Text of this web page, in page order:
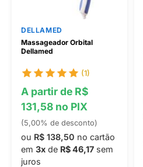
DELLAMED
Massageador Orbital
Dellamed
(1)
A partir de R$
131,58 no PIX
(5,00% de desconto)
ou R$ 138,50 no cartão
em 3x de R$ 46,17 sem
juros